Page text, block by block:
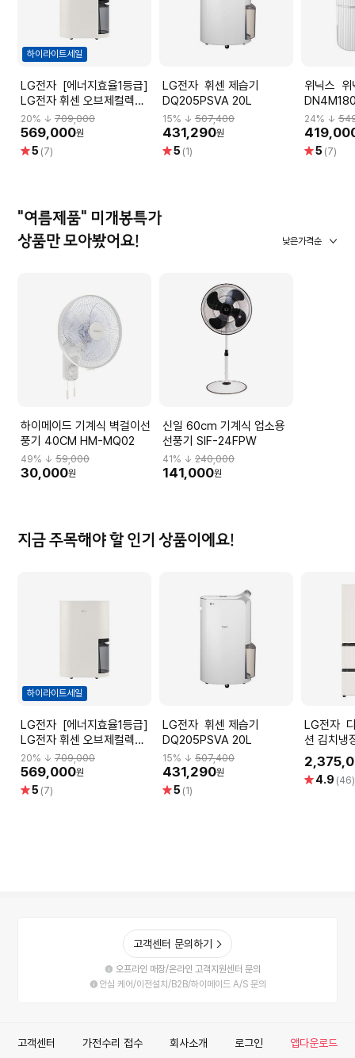
하이라이트세일
LG전자 [에너지효율1등급]
LG전자 휘센 오브제컬렉션
제습기 18L DQ185MEGA
20% ↓ 709,000
569,000원
별5 (7)
LG전자 휘센 제습기
DQ205PSVA 20L
15% ↓507,400
431,290원
별5 (1)
위닉스 위닉스 뽀송 제습기
등급)
24% ↓
별5 (7)
"여름제품" 미개봉특가
상품만 모아봤어요!
낮은가격순
하이메이드 기계식 벽걸이선
풍기 40CM HM-MQ02
49% ↓ 59,000
30,000원
신일 60cm 기계식 업소용
선풍기 SIF-24FPW
41 % ↓240,000
141,000원
지금 주목해야 할 인기 상품이에요!
하이라이트세일
LG전자 [에너지효율1등급]
LG전자 휘센 오브제컬렉션
제습기 18L DQ185MEGA
20% ↓ 709,000
569,000원
별5 (7)
LG전자 휘센 제습기
DQ205PSVA 20L
15% ↓507,400
431,290원
별5 (1)
LG전자 디오스 오브제 컬렉
션 김치냉
탈, 베이지
별 4.9 (46)
고객센터 문의하기
오프라인 매장/온라인 고객지원센터 문의
안심 케어/이전설치/B2B/하이메이드 A/S 문의
고객센터 가전수리 접수 회사소개 로그인 앱다운로드